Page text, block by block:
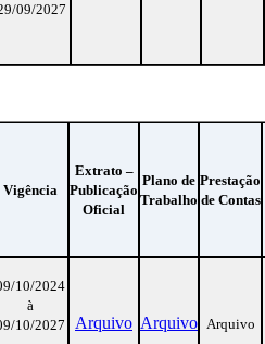
09/2027
Vigência
Extrato –
Publicação
Oficial
Plano de
Trabalho
Prestação
de Contas
10/2024
à
10/2027
Arquivo Arquivo Arquivo